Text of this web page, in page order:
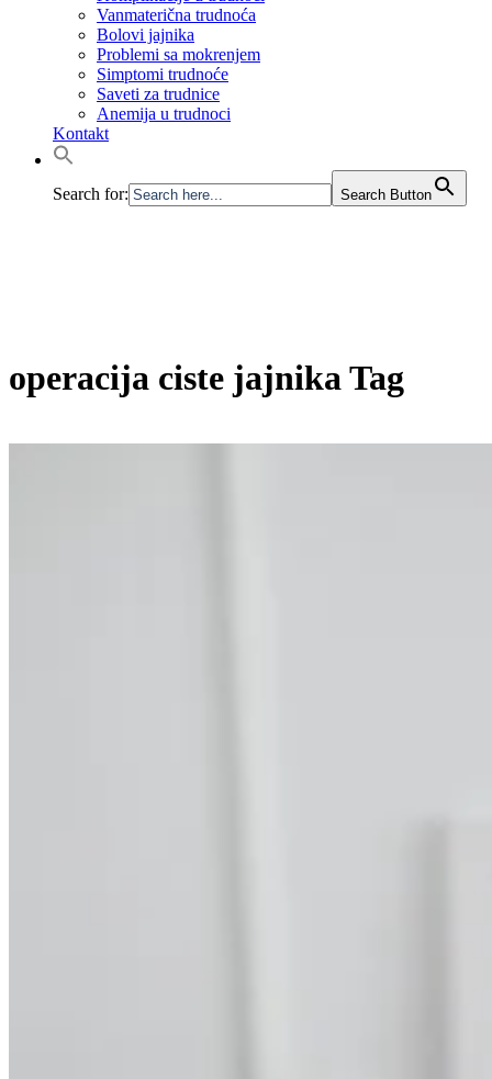
Vanmaterična trudnoća
Bolovi jajnika
Problemi sa mokrenjem
Simptomi trudnoće
Saveti za trudnice
Anemija u trudnoci
Kontakt
Search for: Search Button
operacija ciste jajnika Tag